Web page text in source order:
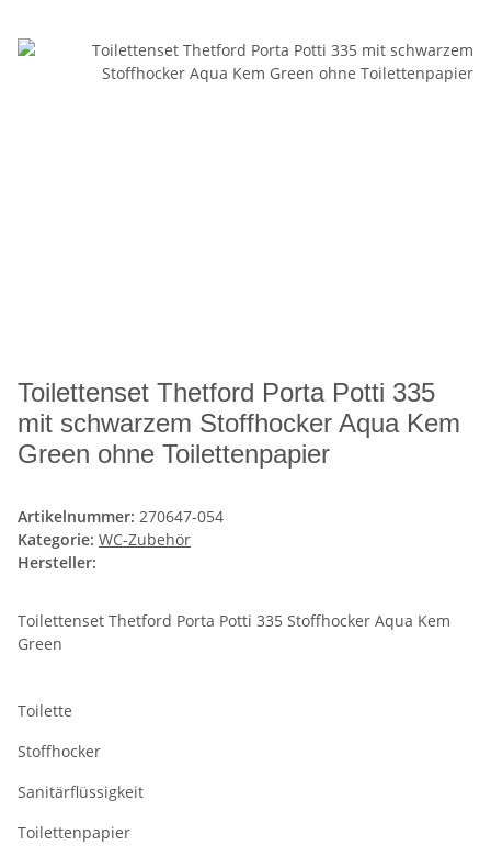
Toilettenset Thetford Porta Potti 335
mit schwarzem Stoffhocker Aqua Kem
Green ohne Toilettenpapier
Artikelnummer: 270647-054
Kategorie: WC-Zubehör
Hersteller:
Toilettenset Thetford Porta Potti 335 Stoffhocker Aqua Kem
Green
Toilette
Stoffhocker
Sanitärflüssigkeit
Toilettenpapier